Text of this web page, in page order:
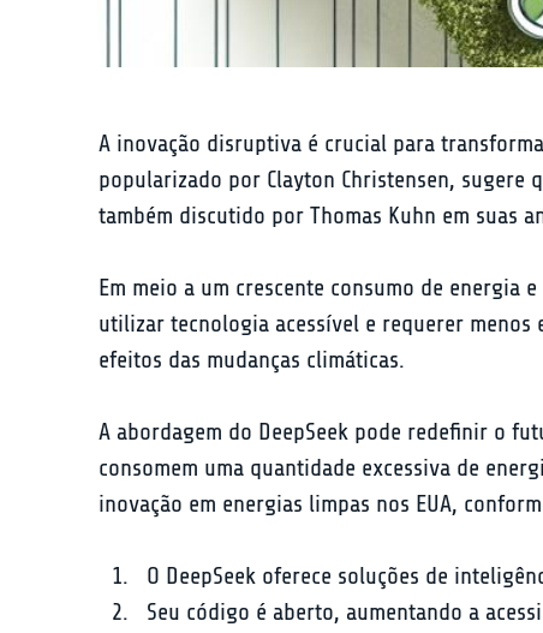
A inovação disruptiva é crucial para
popularizado por Clayton Christensen,
também discutido por Thomas Kuhn em suas
Em meio a um crescente consumo de energia
utilizar tecnologia acessível e requerer
efeitos das mudanças climáticas.
A abordagem do DeepSeek pode redefinir o
consomem uma quantidade excessiva de
inovação em energias limpas nos EUA,
O DeepSeek oferece soluções de
Seu código é aberto, aumentando a